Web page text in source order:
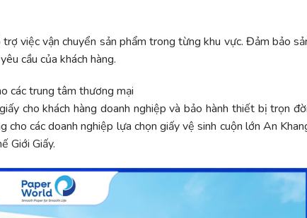
việc vận chuyển sản phẩm trong từng khu vực. Đảm bảo
cầu của khách hàng.
các trung tâm thương mại
cho khách hàng doanh nghiệp và bảo hành thiết bị trọn
các doanh nghiệp lựa chọn giấy vệ sinh cuộn lớn An
Giới Giấy.